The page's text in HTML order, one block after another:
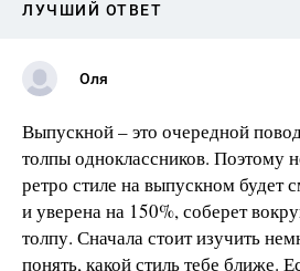
ЛУЧШИЙ ОТВЕТ
Оля
Выпускной – это очередной
толпы одноклассников. Поэтому
ретро стиле на выпускном будет
и уверена на 150%, соберет
толпу. Сначала стоит изучить
понять, какой стиль тебе ближе.